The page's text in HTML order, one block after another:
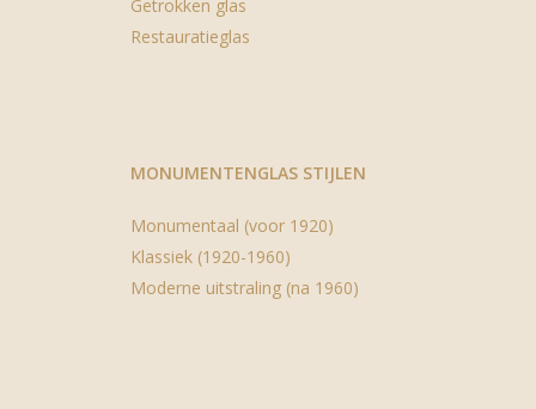
Getrokken glas
Restauratieglas
MONUMENTENGLAS STIJLEN
Monumentaal (voor 1920)
Klassiek (1920-1960)
Moderne uitstraling (na 1960)